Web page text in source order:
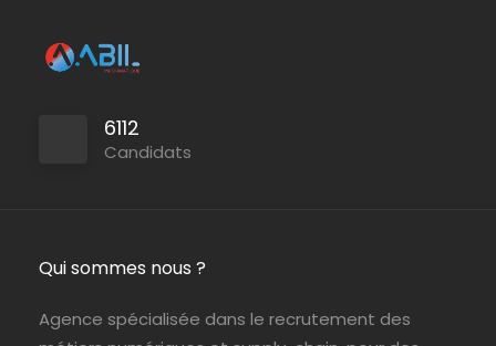
Jouy-en-Josas (78)
6112
Candidats
Qui sommes nous ?
Agence spécialisée dans le recrutement des